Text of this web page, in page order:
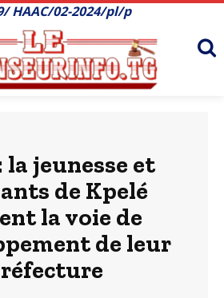
HAAC/02-2024/pl/p
la jeunesse et
de Kpelé
la voie de
de leur